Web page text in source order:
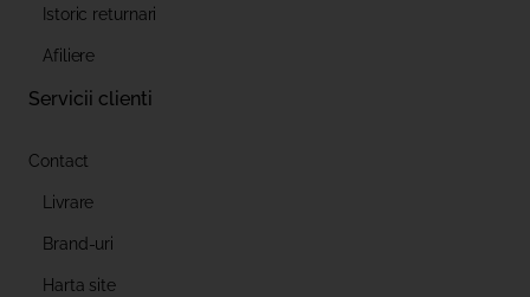
Istoric returnari
Afiliere
Servicii clienti
Contact
Livrare
Brand-uri
Harta site